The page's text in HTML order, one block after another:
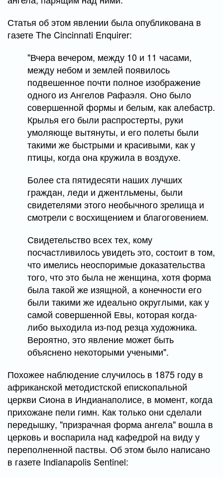
Статья об этом явлении была опубликована в
газете The Cincinnati Enquirer:
"Вчера вечером, между 10 и 11 часами,
между небом и землей появилось
подвешенное почти полное изображение
одного из Ангелов Рафаэля. Оно было
совершенной формы и белым, как алебастр.
Крылья его были распростерты, руки
умоляюще вытянуты, и его полеты были
такими же быстрыми и красивыми, как у
птицы, когда она кружила в воздухе.
Более ста пятидесяти наших лучших
граждан, леди и джентльмены, были
свидетелями этого необычного зрелища и
смотрели с восхищением и благоговением.
Свидетельство всех тех, кому
посчастливилось увидеть это, состоит в том,
что имелись неоспоримые доказательства
того, что это была не женщина, хотя форма
была такой же изящной, а конечности его
были такими же идеально округлыми, как у
самой совершенной Евы, которая когда-
либо выходила из-под резца художника.
Вероятно, это явление может быть
объяснено некоторыми учеными".
Похожее наблюдение случилось в 1875 году в
африканской методистской епископальной
церкви Сиона в Индианаполисе, в момент, когда
прихожане пели гимн. Как только они сделали
передышку, "призрачная форма ангела" вошла в
церковь и воспарила над кафедрой на виду у
переполненной паствы. Об этом было написано
в газете Indianapolis Sentinel: